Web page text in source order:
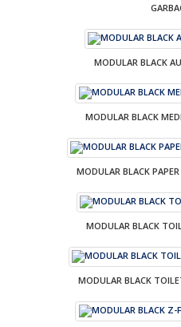
MODULAR BLACK
MODULAR BLACK
MODULAR BLACK
MODULAR BLACK
MODULAR BLACK